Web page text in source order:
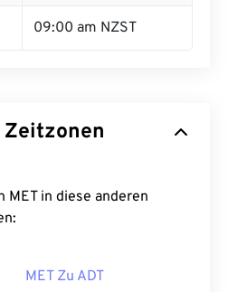
09:00 am NZST
Zeitzonen
MET in diese anderen
MET Zu ADT